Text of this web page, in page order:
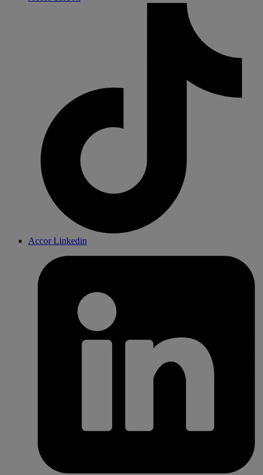
Accor Linkedin